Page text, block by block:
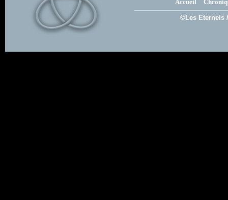
Accueil
©Les Eternels